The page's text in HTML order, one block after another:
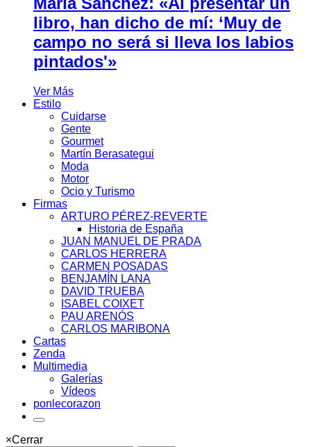
libro, han dicho de mí: ‘Muy de
campo no será si lleva los labios
pintados'»
Ver Más
Estilo
Cuidarse
Gente
Gourmet
Martín Berasategui
Moda
Motor
Ocio y Turismo
Firmas
ARTURO PÉREZ-REVERTE
Historia de España
JUAN MANUEL DE PRADA
CARLOS HERRERA
CARMEN POSADAS
BENJAMÍN LANA
DAVID TRUEBA
ISABEL COIXET
PAU ARENÓS
CARLOS MARIBONA
Cartas
Zenda
Multimedia
Galerías
Vídeos
ponlecorazon
×Cerrar